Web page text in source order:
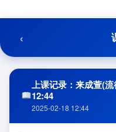
至
容
‹
上课记录：来成萱(
12:44
2025-02-18 12:44